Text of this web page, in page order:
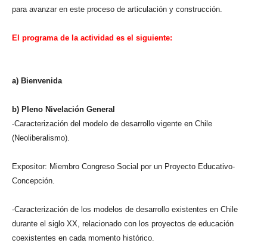
para avanzar en este proceso de articulación y construcción.
El programa de la actividad es el siguiente:
a) Bienvenida
b) Pleno Nivelación General
-Caracterización del modelo de desarrollo vigente en Chile
(Neoliberalismo).
Expositor: Miembro Congreso Social por un Proyecto Educativo-
Concepción.
-Caracterización de los modelos de desarrollo existentes en Chile
durante el siglo XX, relacionado con los proyectos de educación
coexistentes en cada momento histórico.